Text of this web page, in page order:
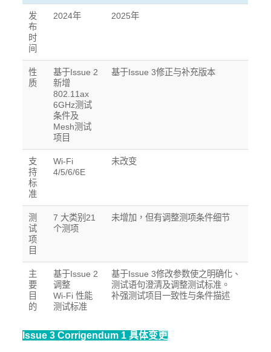
发
布
时
间
2024年 2025年
性
质
基于Issue 2
新增
802.11ax
6GHz测试
条件及
Mesh测试
项目
基于Issue 3修正与补充版本
支
持
标
准
Wi-Fi
4/5/6/6E
未改变
测
试
项
目
7 大类别21
个测项
未增加，但有调整测项条件细节
主
要
目
的
基于Issue 2
调整
Wi-Fi 性能
测试标准
基于Issue 3修改参数使之明确化、
测试语句澄清及调整测试标准。
补强测试项目一致性与条件描述
Issue 3 Corrigendum 1具体变更